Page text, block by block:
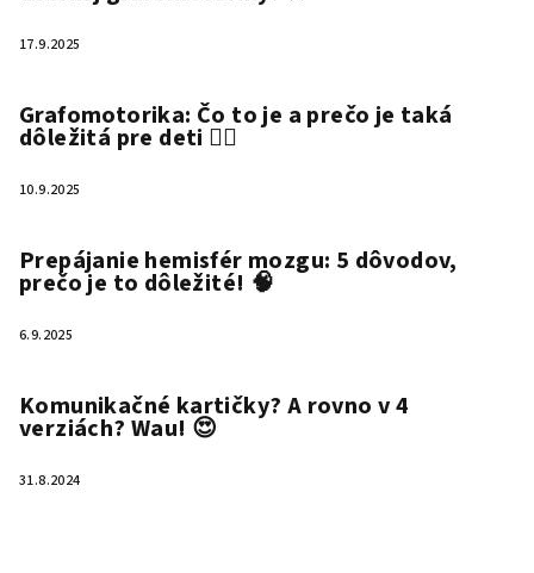
17.9.2025
Grafomotorika: Čo to je a prečo je taká
dôležitá pre deti ✍🏻
10.9.2025
Prepájanie hemisfér mozgu: 5 dôvodov,
prečo je to dôležité! 🧠
6.9.2025
Komunikačné kartičky? A rovno v 4
verziách? Wau! 😍
31.8.2024